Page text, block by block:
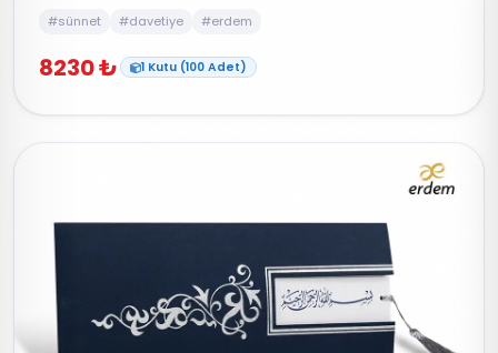
#sünnet #davetiye #erdem
8230 ₺ 1 Kutu (100 Adet)